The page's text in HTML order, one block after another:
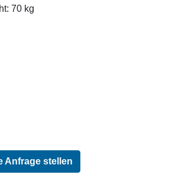
70 kg
Anfrage stellen